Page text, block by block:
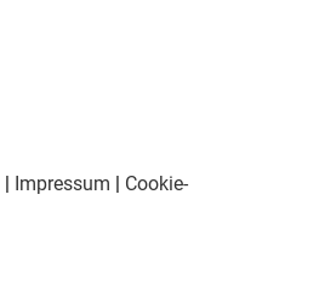
Impressum
Cookie-